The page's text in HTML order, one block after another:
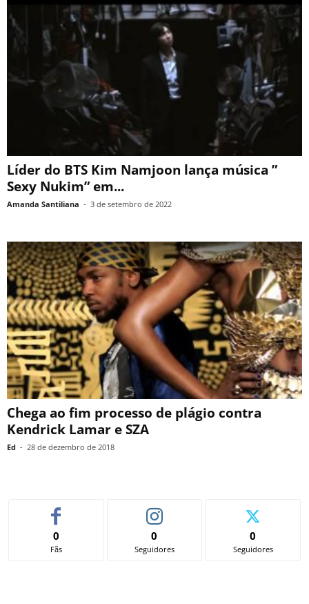
Líder do BTS Kim Namjoon lança música ”
Sexy Nukim” em...
Amanda Santiliana - 3 de setembro de 2022
Chega ao fim processo de plágio contra
Kendrick Lamar e SZA
Ed - 28 de dezembro de 2018
0
Fãs
0
Seguidores
0
Seguidores